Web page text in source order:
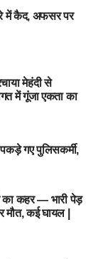
में कैद, अफसर पर
मेहंदी से
में गूंजा एकता का
गए पुलिसकर्मी,
का कहर — भारी पेड़
मौत, कई घायल |